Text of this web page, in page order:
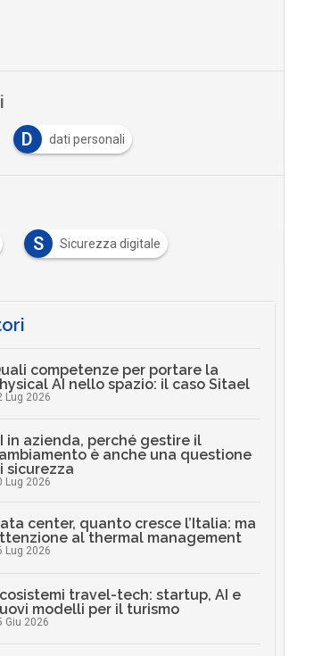
D dati personali
S Sicurezza digitale
competenze per portare la
AI nello spazio: il caso Sitael
Lug 2026
in azienda, perché gestire il
è anche una questione
sicurezza
Lug 2026
center, quanto cresce l’Italia: ma
al thermal management
Lug 2026
travel-tech: startup, AI e
modelli per il turismo
Giu 2026